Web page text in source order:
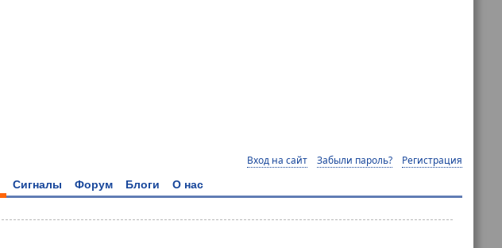
Вход на сайт Забыли пароль? Регистрация
Сигналы Форум Блоги О нас